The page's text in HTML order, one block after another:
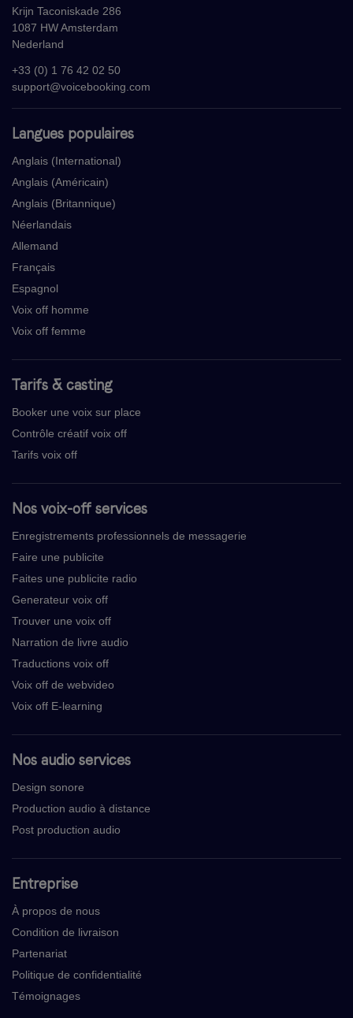
Langues populaires
Anglais (International)
Anglais (Américain)
Anglais (Britannique)
Néerlandais
Allemand
Français
Espagnol
Voix off homme
Voix off femme
Tarifs & casting
Booker une voix sur place
Contrôle créatif voix off
Tarifs voix off
Nos voix-off services
Enregistrements professionnels de messagerie
Faire une publicite
Faites une publicite radio
Generateur voix off
Trouver une voix off
Narration de livre audio
Traductions voix off
Voix off de webvideo
Voix off E-learning
Nos audio services
Design sonore
Production audio à distance
Post production audio
Entreprise
À propos de nous
Condition de livraison
Partenariat
Politique de confidentialité
Témoignages
Krijn Taconiskade 286
1087 HW Amsterdam
Nederland
+33 (0) 1 76 42 02 50
support@voicebooking.com